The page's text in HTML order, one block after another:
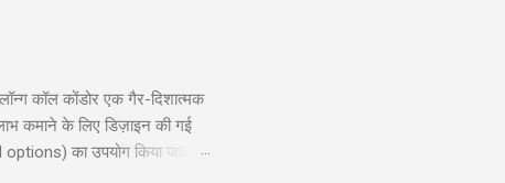
कॉल कोंडोर एक गैर-दिशात्मक
कमाने के लिए डिज़ाइन की गई
का उपयोग किया जाता है,